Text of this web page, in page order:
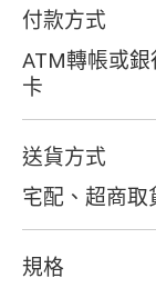
付款方式
ATM轉帳或銀
卡
送貨方式
宅配、超商取
規格